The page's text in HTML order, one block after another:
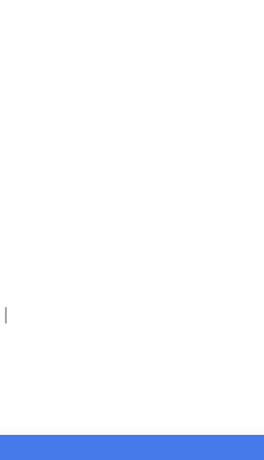
|